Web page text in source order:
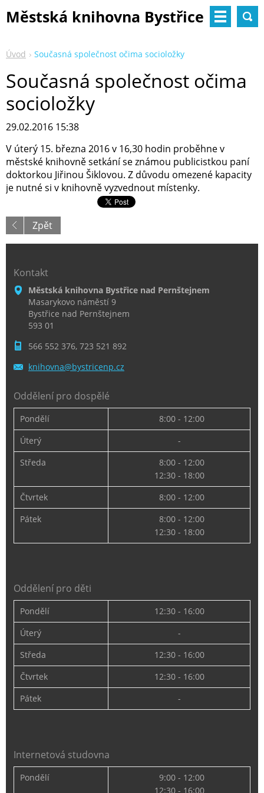
Městská knihovna Bystřice
Úvod Současná společnost očima socioložky
Současná společnost očima
socioložky
29.02.2016 15:38
V úterý 15. března 2016 v 16,30 hodin proběhne v
městské knihovně setkání se známou publicistkou paní
doktorkou Jiřinou Šiklovou. Z důvodu omezené kapacity
je nutné si v knihovně vyzvednout místenky.
Zpět
Kontakt
Městská knihovna Bystřice nad Pernštejnem
Masarykovo náměstí 9
Bystřice nad Pernštejnem
593 01
566 552 376, 723 521 892
knihovna@bystricenp.cz
Oddělení pro dospělé
Pondělí
8:00 - 12:00
Úterý
-
Středa
8:00 - 12:00
12:30 - 18:00
Čtvrtek
8:00 - 12:00
Pátek
8:00 - 12:00
12:30 - 18:00
Oddělení pro děti
Pondělí
12:30 - 16:00
Úterý
-
Středa
12:30 - 16:00
Čtvrtek
12:30 - 16:00
Pátek
-
Internetová studovna
Pondělí
9:00 - 12:00
12:30 - 16:00